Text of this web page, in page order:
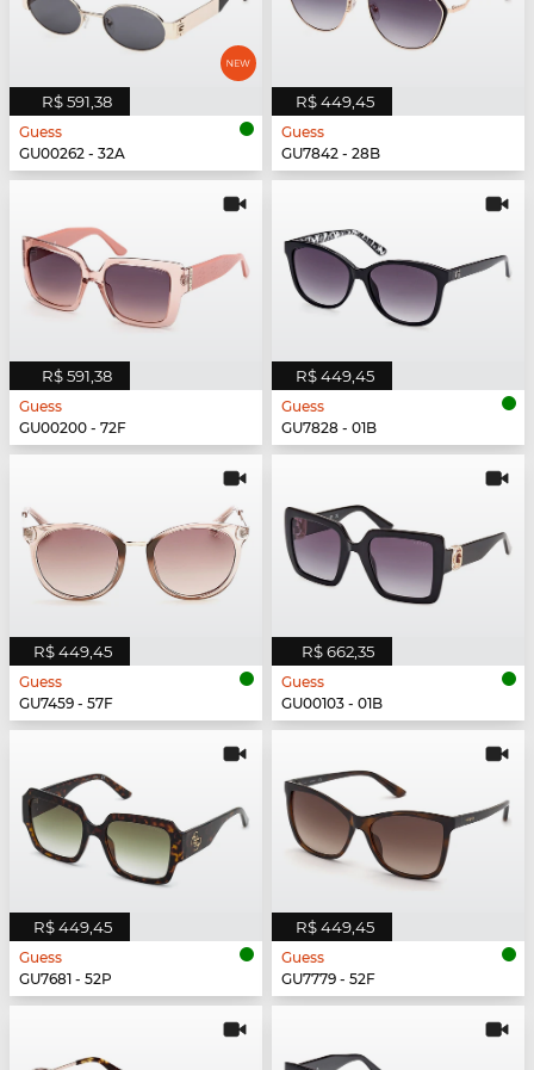
R$ 591,38
Guess
GU00262 - 32A
R$ 449,45
Guess
GU7842 - 28B
R$ 591,38
Guess
GU00200 - 72F
R$ 449,45
Guess
GU7828 - 01B
R$ 449,45
Guess
GU7459 - 57F
R$ 662,35
Guess
GU00103 - 01B
R$ 449,45
Guess
GU7681 - 52P
R$ 449,45
Guess
GU7779 - 52F